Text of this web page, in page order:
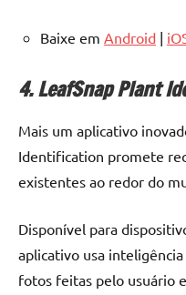
Baixe em Android |
4. LeafSnap Plant
Mais um aplicativo
Identification promete
existentes ao redor do
Disponível para
aplicativo usa
fotos feitas pelo usuário